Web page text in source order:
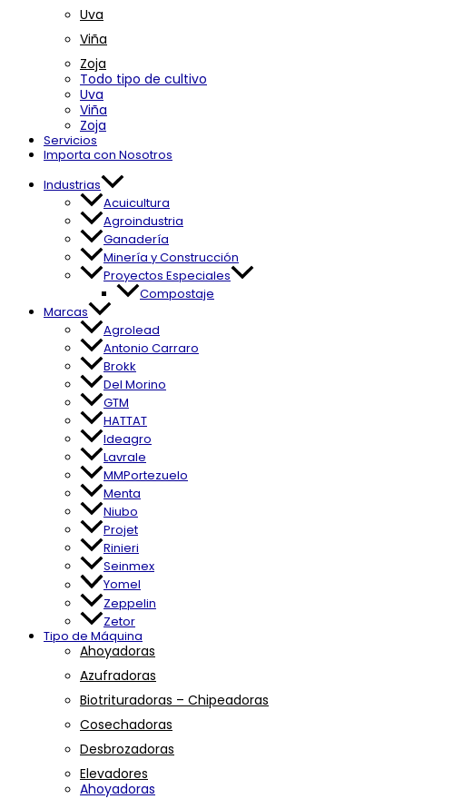
Uva
Viña
Zoja
Todo tipo de cultivo
Uva
Viña
Zoja
Servicios
Importa con Nosotros
Industrias
Acuicultura
Agroindustria
Ganadería
Minería y Construcción
Proyectos Especiales
Compostaje
Marcas
Agrolead
Antonio Carraro
Brokk
Del Morino
GTM
HATTAT
Ideagro
Lavrale
MMPortezuelo
Menta
Niubo
Projet
Rinieri
Seinmex
Yomel
Zeppelin
Zetor
Tipo de Máquina
Ahoyadoras
Azufradoras
Biotrituradoras – Chipeadoras
Cosechadoras
Desbrozadoras
Elevadores
Ahoyadoras